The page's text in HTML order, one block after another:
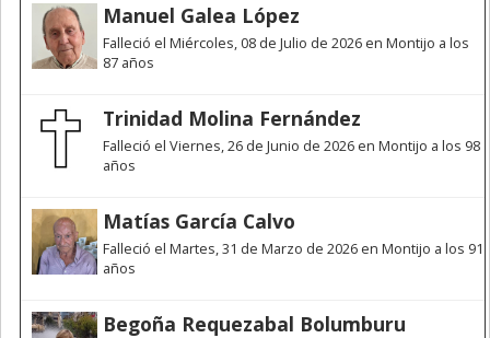
Manuel Galea López
Falleció el Miércoles, 08 de Julio de 2026 en Montijo a los
87 años
Trinidad Molina Fernández
Falleció el Viernes, 26 de Junio de 2026 en Montijo a los 98
años
Matías García Calvo
Falleció el Martes, 31 de Marzo de 2026 en Montijo a los 91
años
Begoña Requezabal Bolumburu